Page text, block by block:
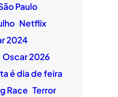
Paulo
Netflix
2024
Oscar 2026
é dia de feira
Race Terror